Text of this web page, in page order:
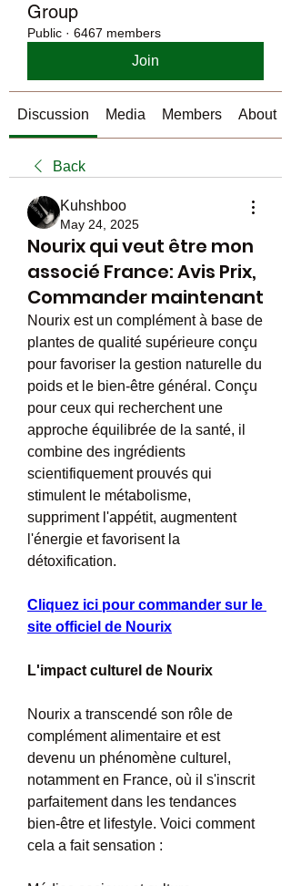
Group
Public · 6467 members
Join
Discussion Media Members About
Back
Kuhshboo
May 24, 2025
Nourix qui veut être mon
associé France: Avis Prix,
Commander maintenant
Nourix est un complément à base de
plantes de qualité supérieure conçu
pour favoriser la gestion naturelle du
poids et le bien-être général. Conçu
pour ceux qui recherchent une
approche équilibrée de la santé, il
combine des ingrédients
scientifiquement prouvés qui
stimulent le métabolisme,
suppriment l'appétit, augmentent
l'énergie et favorisent la
détoxification.
Cliquez ici pour commander sur le
site officiel de Nourix
L'impact culturel de Nourix
Nourix a transcendé son rôle de
complément alimentaire et est
devenu un phénomène culturel,
notamment en France, où il s'inscrit
parfaitement dans les tendances
bien-être et lifestyle. Voici comment
cela a fait sensation :